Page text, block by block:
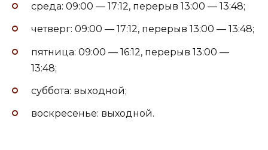
среда: 09:00 — 17:12, перерыв 13:00 — 13:48;
четверг: 09:00 — 17:12, перерыв 13:00 — 13:48;
пятница: 09:00 — 16:12, перерыв 13:00 —
13:48;
суббота: выходной;
воскресенье: выходной.